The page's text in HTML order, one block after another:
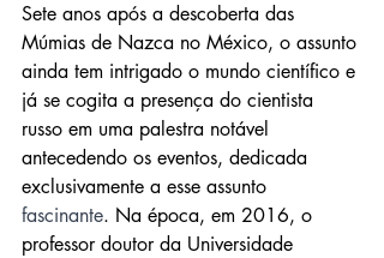
Sete anos após a descoberta das
Múmias de Nazca no México, o assunto
ainda tem intrigado o mundo científico e
já se cogita a presença do cientista
russo em uma palestra notável
antecedendo os eventos, dedicada
exclusivamente a esse assunto
fascinante. Na época, em 2016, o
professor doutor da Universidade